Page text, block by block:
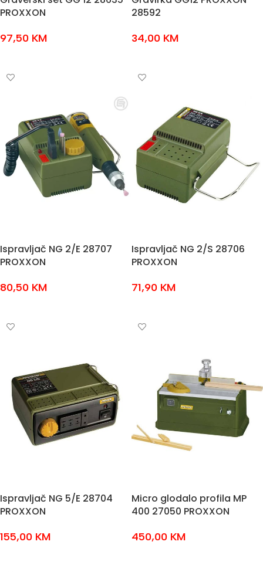
PROXXON
97,50 KM
28592
34,00 KM
Ispravljač NG 2/E 28707
PROXXON
80,50 KM
Ispravljač NG 2/S 28706
PROXXON
71,90 KM
Ispravljač NG 5/E 28704
PROXXON
155,00 KM
Micro glodalo profila MP
400 27050 PROXXON
450,00 KM